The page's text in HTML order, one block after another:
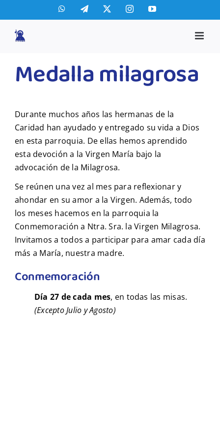
al
contenido
WhatsAppTelegram InstagramYouTube
Medalla milagrosa
Durante muchos años las hermanas de la
Caridad han ayudado y entregado su vida a Dios
en esta parroquia. De ellas hemos aprendido
esta devoción a la Virgen María bajo la
advocación de la Milagrosa.
Se reúnen una vez al mes para reflexionar y
ahondar en su amor a la Virgen. Además, todo
los meses hacemos en la parroquia la
Conmemoración a Ntra. Sra. la Virgen Milagrosa.
Invitamos a todos a participar para amar cada día
más a María, nuestra madre.
Conmemoración
Día 27 de cada mes, en todas las misas.
(Excepto Julio y Agosto)